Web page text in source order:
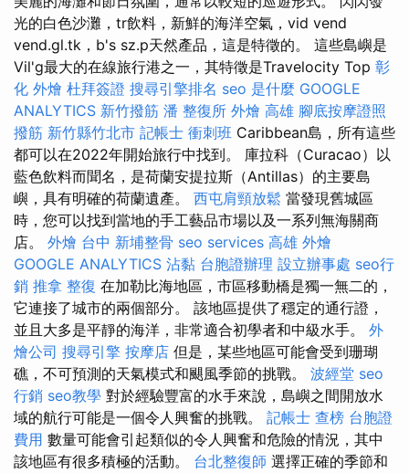
光的白色沙灘，tr飲料，新鮮的海洋空氣，vid vend
vend.gl.tk，b's sz.p天然產品，這是特徵的。 這些島嶼是
Vil'g最大的在線旅行港之一，其特徵是Travelocity Top 彰
化 外燴 杜拜簽證 搜尋引擎排名 seo 是什麼 GOOGLE
ANALYTICS 新竹撥筋 潘 整復所 外燴 高雄 腳底按摩證照
撥筋 新竹縣竹北市 記帳士 衝刺班 Caribbean島，所有這些
都可以在2022年開始旅行中找到。 庫拉科（Curacao）以
藍色飲料而聞名，是荷蘭安提拉斯（Antillas）的主要島
嶼，具有明確的荷蘭遺產。 西屯肩頸放鬆 當發現舊城區
時，您可以找到當地的手工藝品市場以及一系列無海關商
店。 外燴 台中 新埔整骨 seo services 高雄 外燴
GOOGLE ANALYTICS 沾黏 台胞證辦理 設立辦事處 seo行
銷 推拿 整復 在加勒比海地區，市區移動橋是獨一無二的，
它連接了城市的兩個部分。 該地區提供了穩定的通行證，
並且大多是平靜的海洋，非常適合初學者和中級水手。 外
燴公司 搜尋引擎 按摩店 但是，某些地區可能會受到珊瑚
礁，不可預測的天氣模式和颶風季節的挑戰。 波經堂 seo
行銷 seo教學 對於經驗豐富的水手來說，島嶼之間開放水
域的航行可能是一個令人興奮的挑戰。 記帳士 查榜 台胞證
費用 數量可能會引起類似的令人興奮和危險的情況，其中
該地區有很多積極的活動。 台北整復師 選擇正確的季節和